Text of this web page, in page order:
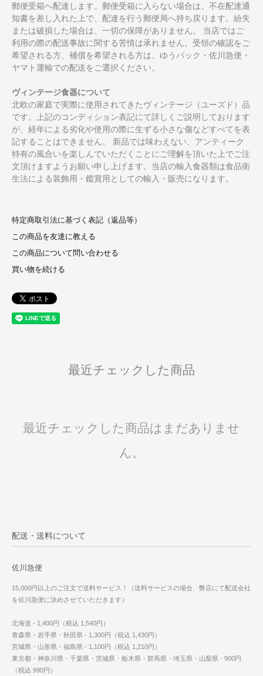
郵便受箱へ配達します。郵便受箱に入らない場合は、不在配達通
知書を差し入れた上で、配達を行う郵便局へ持ち戻ります。紛失
または破損した場合は、一切の保障がありません。 当店ではご
利用の際の配送事故に関する苦情は承れません。受領の確認をご
希望される方、補償を希望される方は、ゆうパック・佐川急便・
ヤマト運輸での配送をご選択ください。
ヴィンテージ食器について
北欧の家庭で実際に使用されてきたヴィンテージ（ユーズド）品
です。上記のコンディション表記にて詳しくご説明しております
が、経年による劣化や使用の際に生ずる小さな傷などすべてを表
記することはできません。 新品では味わえない、アンティーク
特有の風合いを楽しんでいただくことにご理解を頂いた上でご注
文頂けますようお願い申し上げます。当店の輸入食器類は食品衛
生法による装飾用・鑑賞用としての輸入・販売になります。
特定商取引法に基づく表記（返品等）
この商品を友達に教える
この商品について問い合わせる
買い物を続ける
最近チェックした商品
最近チェックした商品はまだありませ
ん。
配送・送料について
佐川急便
15,000円以上のご注文で送料サービス！（送料サービスの場合、弊店にて配送会社
を佐川急便に決めさせていただきます）
北海道 - 1,400円（税込 1,540円）
青森県・岩手県・秋田県 - 1,300円（税込 1,430円）
宮城県・山形県・福島県 - 1,100円（税込 1,210円）
東京都・神奈川県・千葉県・茨城県・栃木県・群馬県・埼玉県・山梨県 - 900円
（税込 990円）